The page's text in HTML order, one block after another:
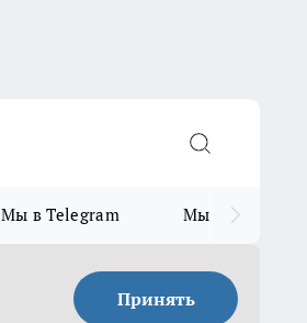
Мы в Telegram Мы в MAX
Принять